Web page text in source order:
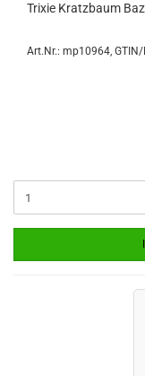
Trixie Kratzbaum
Art.Nr.: mp10964